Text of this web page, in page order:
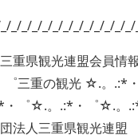
_/_/_/_/_/_/_/_/_/_/_/_/
三重県観光連盟会員情
三重の観光 ☆.。
゜☆.。.:*・゜☆.。
法人三重県観光連盟